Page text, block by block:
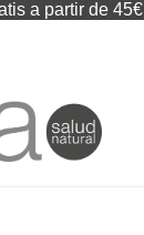
a partir de 45€